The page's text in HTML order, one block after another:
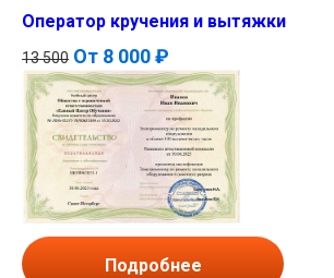
Оператор кручения и вытяжки
13 500 От 8 000 ₽
Подробнее